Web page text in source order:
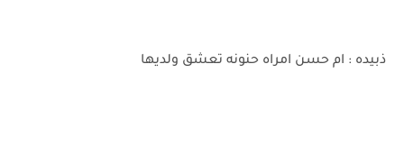
ذبيده : ام حسن امراه حنونه تعشق ولديها